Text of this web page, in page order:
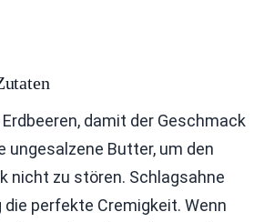
damit der Geschmack
ungesalzene Butter, um den
nicht zu stören. Schlagsahne
perfekte Cremigkeit. Wenn